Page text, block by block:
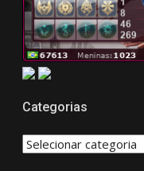
Categorias
CATEGORIAS